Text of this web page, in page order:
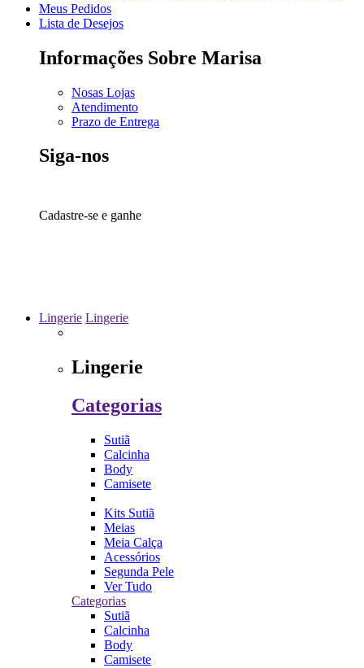
Meus Pedidos
Lista de Desejos
Informações Sobre Marisa
Nosas Lojas
Atendimento
Prazo de Entrega
Siga-nos
Cadastre-se e ganhe
Lingerie Lingerie
Lingerie
Categorias
Sutiã
Calcinha
Body
Camisete
Kits Sutiã
Meias
Meia Calça
Acessórios
Segunda Pele
Ver Tudo
Categorias
Sutiã
Calcinha
Body
Camisete